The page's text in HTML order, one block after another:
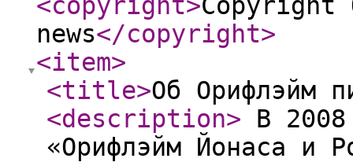
news</copyright>
<item>
<title>Об Орифлэйм
<description> В
«Орифлэйм Йонаса и